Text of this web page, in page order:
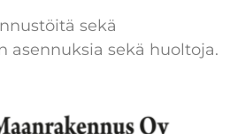
sekä
asennuksia sekä huoltoja.